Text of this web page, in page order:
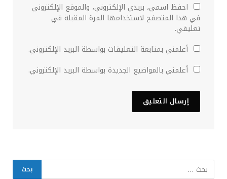
احفظ اسمي، بريدي الإلكتروني، والموقع الإلكتروني
في هذا المتصفح لاستخدامها المرة المقبلة في
تعليقي.
أعلمني بمتابعة التعليقات بواسطة البريد الإلكتروني.
أعلمني بالمواضيع الجديدة بواسطة البريد الإلكتروني.